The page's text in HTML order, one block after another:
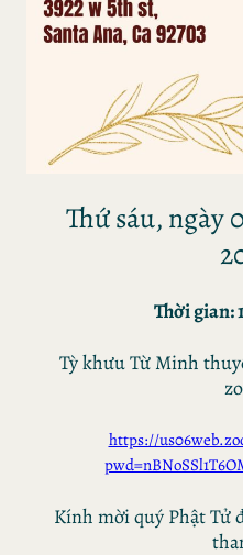
Thứ sáu, ngày
Thời gian:
Tỳ khưu Từ Minh
https://
Kính mời quý Phật Tử